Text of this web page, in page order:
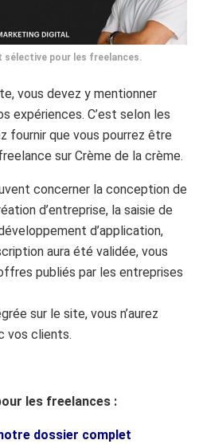
sélective pour les freelances.
vous devez y mentionner
expériences. C’est selon les
fournir que vous pourrez être
sur Crème de la crème.
concerner la conception de
d’entreprise, la saisie de
d’application,
aura été validée, vous
publiés par les entreprises
sur le site, vous n’aurez
vos clients.
les freelances :
dossier complet